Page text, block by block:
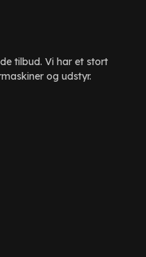
tilbud. Vi har et stort
og udstyr.